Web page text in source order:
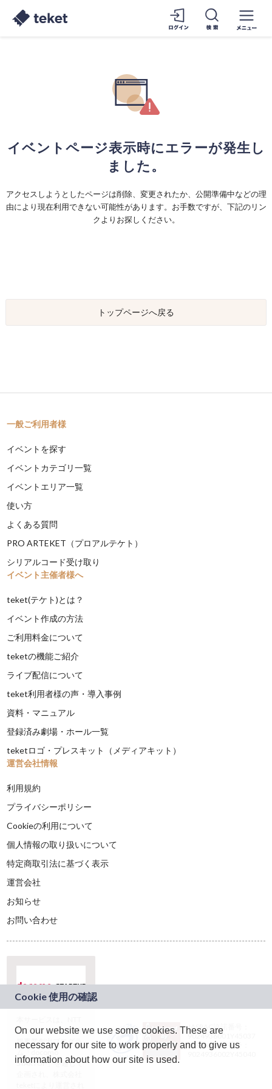
イベントページ表示時にエラーが発生し
ました。
アクセスしようとしたページは削除、変更されたか、公開準備中などの理
由により現在利用できない可能性があります。お手数ですが、下記のリン
クよりお探しください。
トップページへ戻る
一般ご利用者様
イベントを探す
イベントカテゴリ一覧
イベントエリア一覧
使い方
よくある質問
PRO ARTEKET（プロアルテケト）
シリアルコード受け取り
イベント主催者様へ
teket(テケト)とは？
イベント作成の方法
ご利用料金について
teketの機能ご紹介
ライブ配信について
teket利用者様の声・導入事例
資料・マニュアル
登録済み劇場・ホール一覧
teketロゴ・プレスキット（メディアキット）
運営会社情報
利用規約
プライバシーポリシー
Cookieの利用について
個人情報の取り扱いについて
特定商取引法に基づく表示
運営会社
お知らせ
お問い合わせ
ドコモグループの新
規事業創出プログラ
ム「docomo
STARTUP」を通じて
JASRAC許諾番号：
9024936001Y45037
JASRAC許諾番号：
On our website we use some cookies. These are
necessary for our site to work properly and to give us
information about how our site is used.